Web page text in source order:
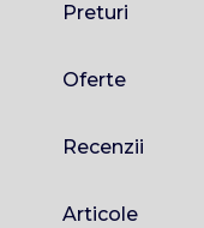
Preturi
Oferte
Recenzii
Articole